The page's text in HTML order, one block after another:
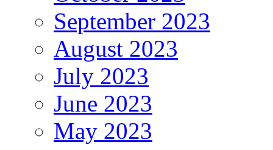
September 2023
August 2023
July 2023
June 2023
May 2023